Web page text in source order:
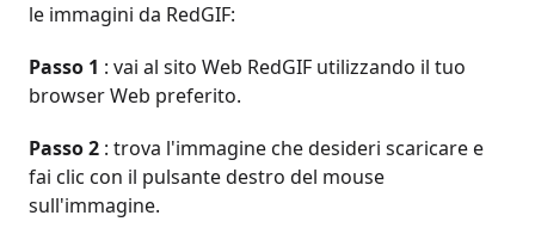
le immagini da RedGIF:
Passo 1 : vai al sito Web RedGIF utilizzando il tuo
browser Web preferito.
Passo 2 : trova l'immagine che desideri scaricare e
fai clic con il pulsante destro del mouse
sull'immagine.